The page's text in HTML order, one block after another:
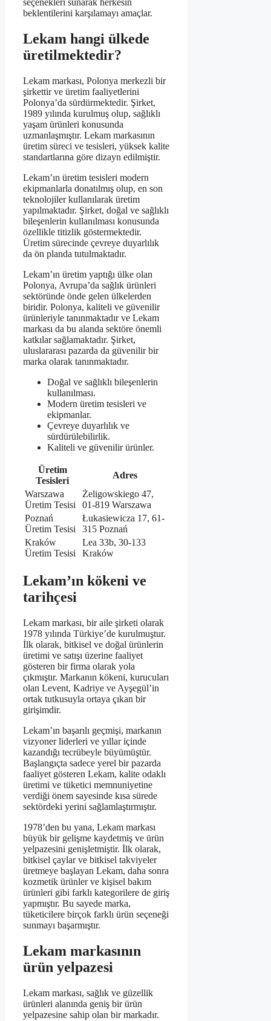
seçenekleri sunarak herkesin
beklentilerini karşılamayı amaçlar.
Lekam hangi ülkede
üretilmektedir?
Lekam markası, Polonya merkezli bir
şirkettir ve üretim faaliyetlerini
Polonya’da sürdürmektedir. Şirket,
1989 yılında kurulmuş olup, sağlıklı
yaşam ürünleri konusunda
uzmanlaşmıştır. Lekam markasının
üretim süreci ve tesisleri, yüksek kalite
standartlarına göre dizayn edilmiştir.
Lekam’ın üretim tesisleri modern
ekipmanlarla donatılmış olup, en son
teknolojiler kullanılarak üretim
yapılmaktadır. Şirket, doğal ve sağlıklı
bileşenlerin kullanılması konusunda
özellikle titizlik göstermektedir.
Üretim sürecinde çevreye duyarlılık
da ön planda tutulmaktadır.
Lekam’ın üretim yaptığı ülke olan
Polonya, Avrupa’da sağlık ürünleri
sektöründe önde gelen ülkelerden
biridir. Polonya, kaliteli ve güvenilir
ürünleriyle tanınmaktadır ve Lekam
markası da bu alanda sektöre önemli
katkılar sağlamaktadır. Şirket,
uluslararası pazarda da güvenilir bir
marka olarak tanınmaktadır.
Doğal ve sağlıklı bileşenlerin
kullanılması.
Modern üretim tesisleri ve
ekipmanlar.
Çevreye duyarlılık ve
sürdürülebilirlik.
Kaliteli ve güvenilir ürünler.
Üretim
Tesisleri
Adres
Warszawa
Üretim Tesisi
Żeligowskiego 47,
01-819 Warszawa
Poznań
Üretim Tesisi
Łukasiewicza 17, 61-
315 Poznań
Kraków
Üretim Tesisi
Lea 33b, 30-133
Kraków
Lekam’ın kökeni ve
tarihçesi
Lekam markası, bir aile şirketi olarak
1978 yılında Türkiye’de kurulmuştur.
İlk olarak, bitkisel ve doğal ürünlerin
üretimi ve satışı üzerine faaliyet
gösteren bir firma olarak yola
çıkmıştır. Markanın kökeni, kurucuları
olan Levent, Kadriye ve Ayşegül’in
ortak tutkusuyla ortaya çıkan bir
girişimdir.
Lekam’ın başarılı geçmişi, markanın
vizyoner liderleri ve yıllar içinde
kazandığı tecrübeyle büyümüştür.
Başlangıçta sadece yerel bir pazarda
faaliyet gösteren Lekam, kalite odaklı
üretimi ve tüketici memnuniyetine
verdiği önem sayesinde kısa sürede
sektördeki yerini sağlamlaştırmıştır.
1978’den bu yana, Lekam markası
büyük bir gelişme kaydetmiş ve ürün
yelpazesini genişletmiştir. İlk olarak,
bitkisel çaylar ve bitkisel takviyeler
üretmeye başlayan Lekam, daha sonra
kozmetik ürünler ve kişisel bakım
ürünleri gibi farklı kategorilere de giriş
yapmıştır. Bu sayede marka,
tüketicilere birçok farklı ürün seçeneği
sunmayı başarmıştır.
Lekam markasının
ürün yelpazesi
Lekam markası, sağlık ve güzellik
ürünleri alanında geniş bir ürün
yelpazesine sahip olan bir markadır.